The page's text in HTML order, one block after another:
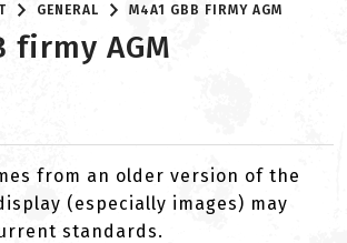
GENERAL M4A1 GBB FIRMY AGM
firmy AGM
from an older version of the
(especially images) may
standards.